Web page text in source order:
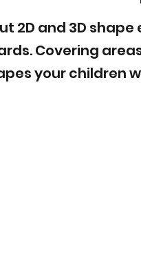
2D and 3D
Covering
your children